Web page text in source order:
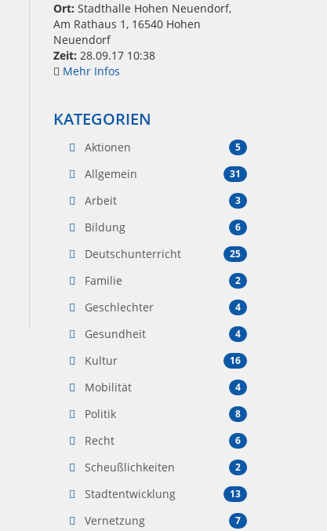
Ort: Stadthalle Hohen Neuendorf,
Am Rathaus 1, 16540 Hohen
Neuendorf
Zeit: 28.09.17 10:38
Mehr Infos
KATEGORIEN
Aktionen 5
Allgemein 31
Arbeit 3
Bildung 6
Deutschunterricht 25
Familie 2
Geschlechter 4
Gesundheit 4
Kultur 16
Mobilität 4
Politik 8
Recht 6
Scheußlichkeiten 2
Stadtentwicklung 13
Vernetzung 7